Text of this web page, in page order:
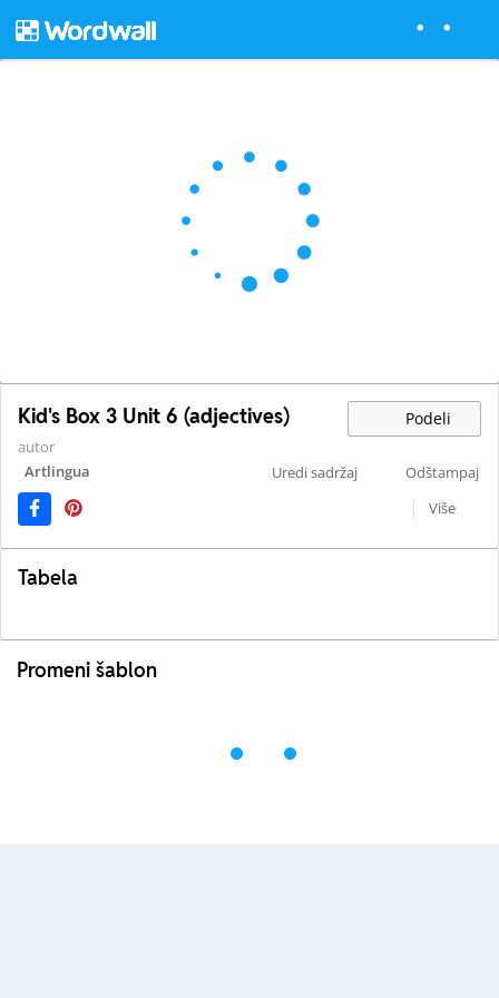
Kid's Box 3 Unit 6 (adjectives) Podeli
autor
Artlingua
Uredi sadržaj
Odštampaj
Više
Tabela
Promeni šablon